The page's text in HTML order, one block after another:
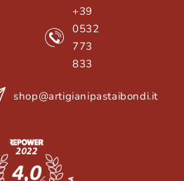
+39
0532
773
833
shop@artigianipastaibondi.it